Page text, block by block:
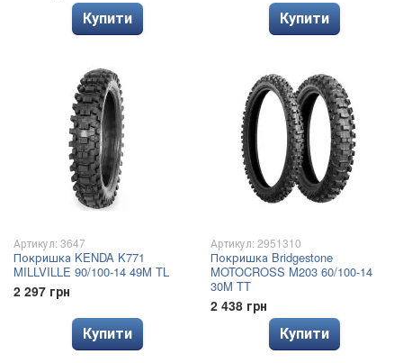
Купити Купити
Артикул: 3647
Покришка KENDA K771
MILLVILLE 90/100-14 49M TL
2 297 грн
Купити
Артикул: 2951310
Покришка Bridgestone
MOTOCROSS M203 60/100-14
30M TT
2 438 грн
Купити